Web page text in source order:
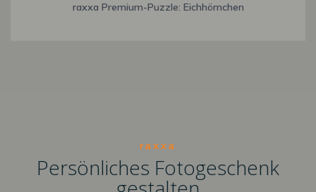
raxxa Premium-Puzzle: Eichhörnchen
raxxa
Persönliches Fotogeschenk